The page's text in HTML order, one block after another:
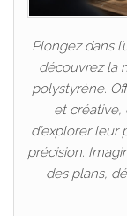
Plongez dans
découvrez la
polystyrène.
et créative,
d’explorer
précision.
des plans,